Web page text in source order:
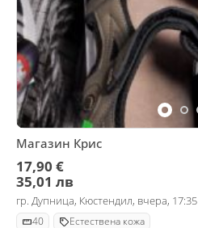
Магазин Крис
17,90 €
35,01 лв
гр. Дупница, Кюстендил, вчера, 17:35
40 Естествена кожа